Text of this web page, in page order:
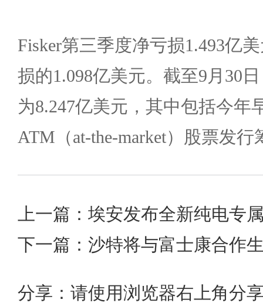
Fisker第三季度净亏损1.493亿
损的1.098亿美元。截至9月30
为8.247亿美元，其中包括今年
ATM（at-the-market）股票发
上一篇：埃安发布全新纯电专
分享： 请使用浏览器右上角分